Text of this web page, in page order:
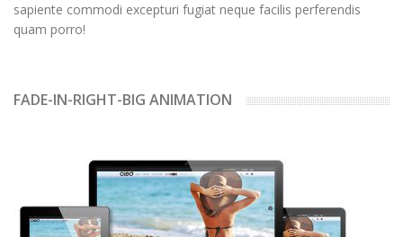
sapiente commodi excepturi fugiat neque facilis perferendis
quam porro!
FADE-IN-RIGHT-BIG ANIMATION